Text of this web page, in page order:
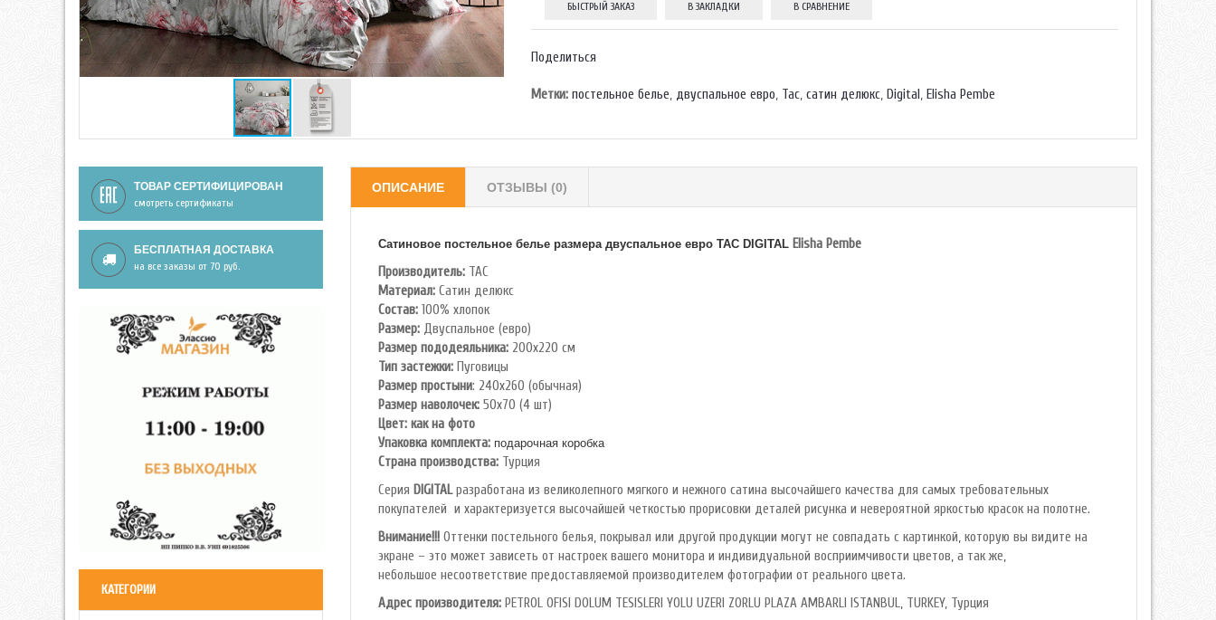
БЫСТРЫЙ ЗАКАЗ В ЗАКЛАДКИ В СРАВНЕНИЕ
Поделиться
Метки: постельное белье, двуспальное евро, Тас,сатин делюкс, Digital , Elisha Pembe
ТОВАР СЕРТИФИЦИРОВАН
смотреть сертификаты
БЕСПЛАТНАЯ ДОСТАВКА
на все заказы от 70 руб.
КАТЕГОРИИ
ОПИСАНИЕ ОТЗЫВЫ (0)
Сатиновое постельное белье размера двуспальное евро TAC DIGITAL Elisha Pembe
Производитель: TAC
Материал: Сатин делюкс
Состав: 100% хлопок
Размер: Двуспальное (евро)
Размер пододеяльника: 200х220 см
Тип застежки: Пуговицы
Размер простыни: 240х260 (обычная)
Размер наволочек: 50х70 (4 шт)
Цвет: как на фото
Упаковка комплекта: подарочная коробка
Cтрана производства: Турция
Серия DIGITALразработана из великолепного мягкого и нежного сатина высочайшего качества для самых требовательных
покупателей и характеризуется высочайшей четкостью прорисовки деталей рисунка и невероятной яркостью красок на полотне.
Внимание!!! Оттенки постельного белья, покрывал или другой продукции могут не совпадать с картинкой, которую вы видите на
экране – это может зависеть от настроек вашего монитора и индивидуальной восприимчивости цветов, а так же,
небольшое несоответствие предоставляемой производителем фотографии от реального цвета.
Адрес производителя: PETROL OFlSl DOLUM TESISLERI YOLU UZERI ZORLU PLAZA AMBARLI ISTANBUL, TURKEY, Турция